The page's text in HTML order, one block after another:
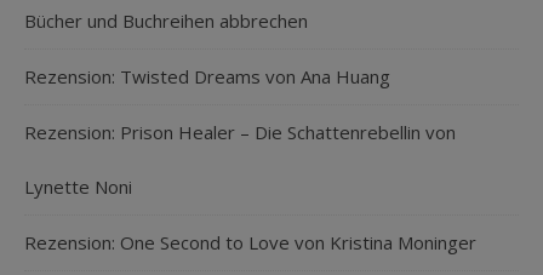
Bücher und Buchreihen abbrechen
Rezension: Twisted Dreams von Ana Huang
Rezension: Prison Healer – Die Schattenrebellin von
Lynette Noni
Rezension: One Second to Love von Kristina Moninger